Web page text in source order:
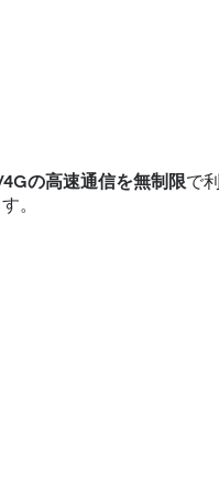
の高速通信を無制限で
。